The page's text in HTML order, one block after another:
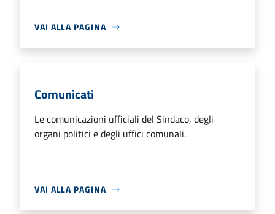
VAI ALLA PAGINA
Comunicati
Le comunicazioni ufficiali del Sindaco, degli
organi politici e degli uffici comunali.
VAI ALLA PAGINA